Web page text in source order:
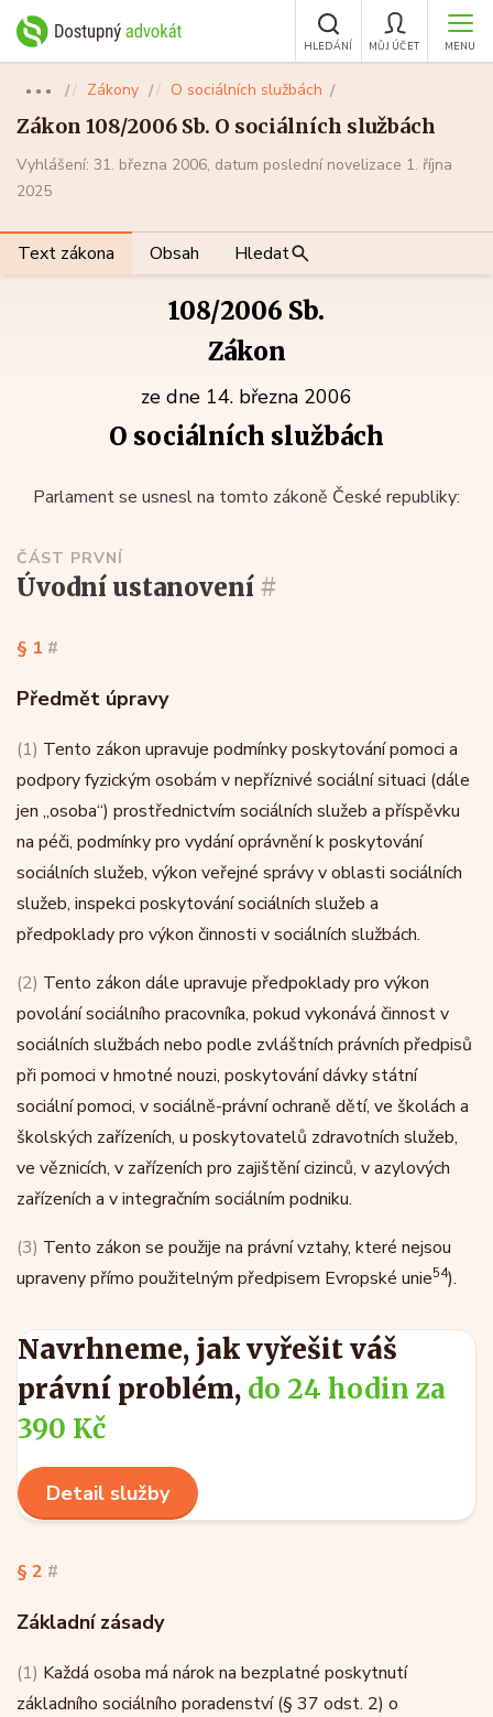
MENU
MŮJ ÚČET
HLEDÁNÍ
●●● Zákony O sociálních službách
Zákon 108/2006 Sb. O sociálních službách
Vyhlášení: 31. března 2006, datum poslední novelizace 1. října
2025
Text zákona Obsah Hledat
108/2006 Sb.
Zákon
ze dne 14. března 2006
O sociálních službách
Parlament se usnesl na tomto zákoně České republiky:
ČÁST PRVNÍ
úvodní ustanovení #
§ 1 #
Předmět úpravy
(1) Tento zákon upravuje podmínky poskytování pomoci a
podpory fyzickým osobám v nepříznivé sociální situaci (dále
jen „osoba“) prostřednictvím sociálních služeb a příspěvku
na péči, podmínky pro vydání oprávnění k poskytování
sociálních služeb, výkon veřejné správy v oblasti sociálních
služeb, inspekci poskytování sociálních služeb a
předpoklady pro výkon činnosti v sociálních službách.
(2) Tento zákon dále upravuje předpoklady pro výkon
povolání sociálního pracovníka, pokud vykonává činnost v
sociálních službách nebo podle zvláštních právních předpisů
při pomoci v hmotné nouzi, poskytování dávky státní
sociální pomoci, v sociálně-právní ochraně dětí, ve školách a
školských zařízeních, u poskytovatelů zdravotních služeb,
ve věznicích, v zařízeních pro zajištění cizinců, v azylových
zařízeních a v integračním sociálním podniku.
(3) Tento zákon se použije na právní vztahy, které nejsou
upraveny přímo použitelným předpisem Evropské unie54).
Navrhneme, jak vyřešit váš
právní problém, do 24 hodin za
390 Kč
Detail služby
§ 2 #
Základní zásady
(1) Každá osoba má nárok na bezplatné poskytnutí
základního sociálního poradenství (§ 37 odst. 2) o